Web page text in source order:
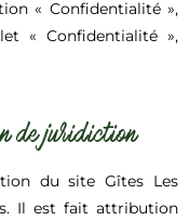
« Confidentialité »,
« Confidentialité »,
de juridiction
du site Gîtes Les
Il est fait attribution